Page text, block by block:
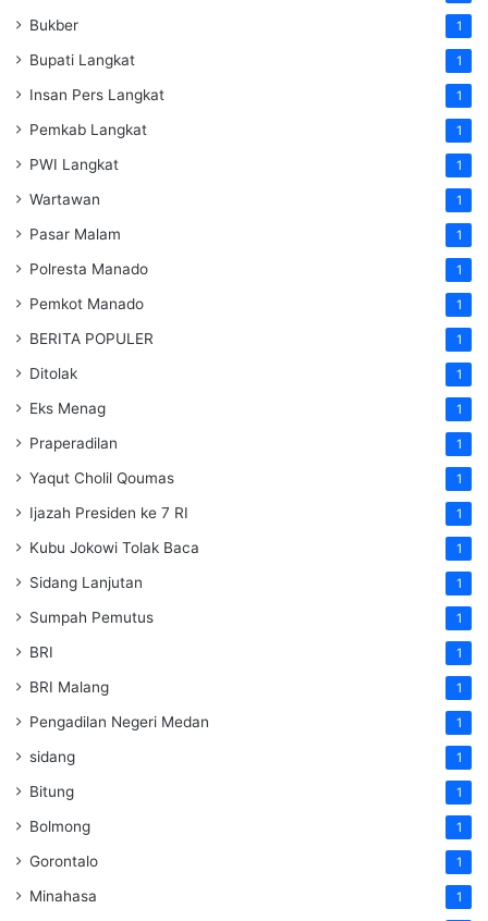
Bukber 1
Bupati Langkat 1
Insan Pers Langkat 1
Pemkab Langkat 1
PWI Langkat 1
Wartawan 1
Pasar Malam 1
Polresta Manado 1
Pemkot Manado 1
BERITA POPULER 1
Ditolak 1
Eks Menag 1
Praperadilan 1
Yaqut Cholil Qoumas 1
Ijazah Presiden ke 7 RI 1
Kubu Jokowi Tolak Baca 1
Sidang Lanjutan 1
Sumpah Pemutus 1
BRI 1
BRI Malang 1
Pengadilan Negeri Medan 1
sidang 1
Bitung 1
Bolmong 1
Gorontalo 1
Minahasa 1